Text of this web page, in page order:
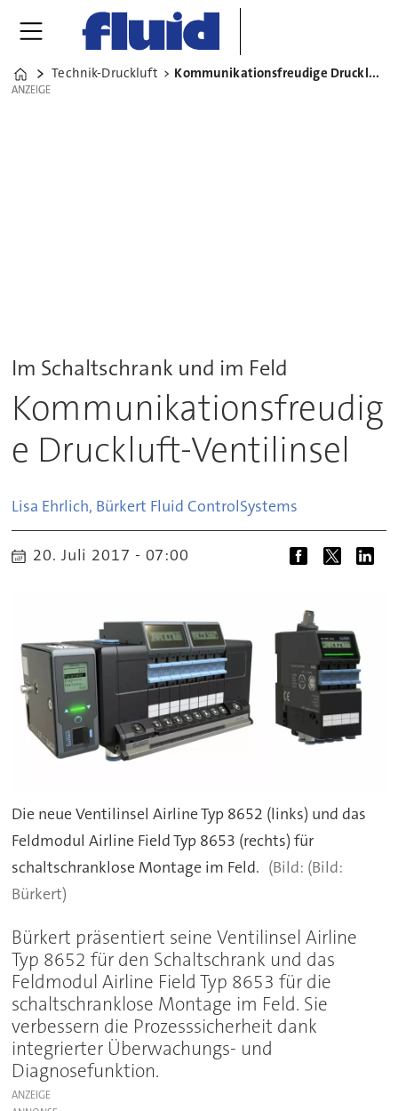
Home
Technik-Druckluft Kommunikationsfreudige Druckluft-Ventilinsel
ANZEIGE
ANZEIGE
Im Schaltschrank und im Feld
Kommunikationsfreudig
e Druckluft-Ventilinsel
Lisa Ehrlich, Bürkert Fluid ControlSystems
20. Juli 2017 - 07:00
Die neue Ventilinsel Airline Typ 8652 (links) und das
Feldmodul Airline Field Typ 8653 (rechts) für
schaltschranklose Montage im Feld.
(Bild:
Bürkert)
Bürkert präsentiert seine Ventilinsel Airline
Typ 8652 für den Schaltschrank und das
Feldmodul Airline Field Typ 8653 für die
schaltschranklose Montage im Feld. Sie
verbessern die Prozesssicherheit dank
integrierter Überwachungs- und
Diagnosefunktion.
ANZEIGE